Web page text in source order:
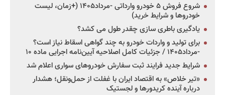
شروع فروش ۵ خودرو وارداتی -مرداد۱۴۰۵ (+زمان، لیست
خودروها و شرایط خرید)
یادگیری باطری سازی چقدر طول می کشد؟
برای تولید و واردات خودرو به چند گواهی اسقاط نیاز است؟
-مرداد۱۴۰۵ / جزئیات کامل اصلاحیه آیین‌نامه اجرایی ماده ۱۰
شرایط جدید فرایند ثبت سفارش خودروهای سواری اعلام شد
«تیر خلاص» به اقتصاد ایران با غفلت از حمل‌ونقل؛ هشدار
درباره آینده کریدورها و لجستیک